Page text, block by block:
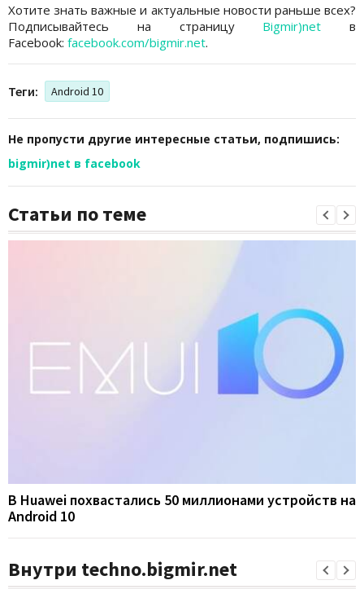
Хотите знать важные и актуальные новости раньше всех?
Подписывайтесь на страницу Bigmir)net в
Facebook: facebook.com/bigmir.net.
Теги: Android 10
Не пропусти другие интересные статьи, подпишись:
bigmir)net в facebook
Статьи по теме
В Huawei похвастались 50 миллионами устройств на
Android 10
Внутри techno.bigmir.net